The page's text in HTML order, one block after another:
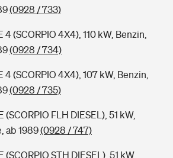
(0928 / 733)
(SCORPIO 4X4), 110 kW, Benzin,
(0928 / 734)
4 (SCORPIO 4X4), 107 kW, Benzin,
(0928 / 735)
(SCORPIO FLH DIESEL), 51 kW,
ab 1989(0928 / 747)
(SCORPIO STH DIESEL), 51 kW,